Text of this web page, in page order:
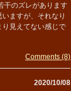
干のズレがあります
ますが、それなり
見えてない感じで
Comments (8)
2020/10/08